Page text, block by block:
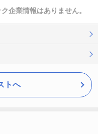
企業情報はありません。
トへ